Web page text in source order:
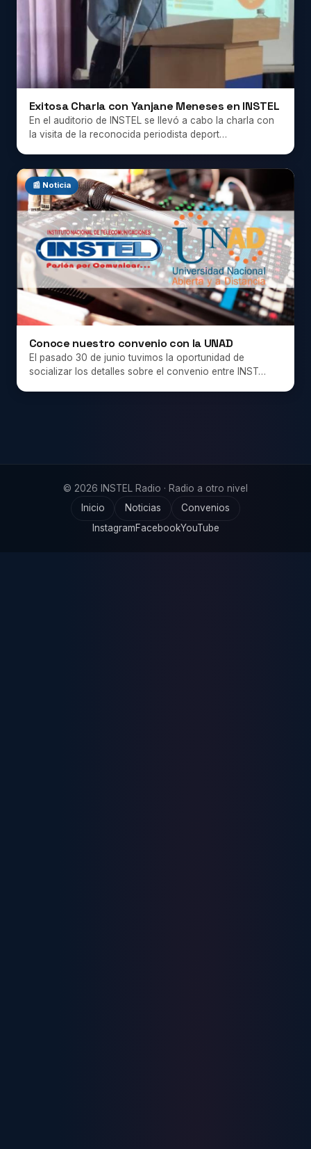
Exitosa Charla con Yanjane Meneses en INSTEL
En el auditorio de INSTEL se llevó a cabo la charla con
la visita de la reconocida periodista deport…
📰 Noticia
Conoce nuestro convenio con la UNAD
El pasado 30 de junio tuvimos la oportunidad de
socializar los detalles sobre el convenio entre INST…
© 2026 INSTEL Radio · Radio a otro nivel
Inicio
Noticias
Convenios
InstagramFacebookYouTube